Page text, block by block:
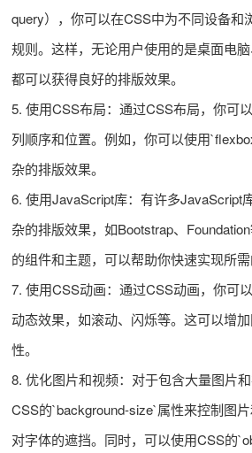
query），你可以在CSS中为不同设备和
规则。这样，无论用户使用的是桌面电脑
都可以获得良好的排版效果。
5. 使用CSS布局：通过CSS布局，你可
列顺序和位置。例如，你可以使用
杂的排版效果。
6. 使用JavaScript库：有许多JavaScript
杂的排版效果，如Bootstrap、
的组件和主题，可以帮助你快速实现所需
7. 使用CSS动画：通过CSS动画，你可
动态效果，如滚动、闪烁等。这可以增
性。
8. 优化图片和视频：对于包含大量图片
CSS的`background-size`属性来控制图
对字体的遮挡。同时，可以使用CSS的